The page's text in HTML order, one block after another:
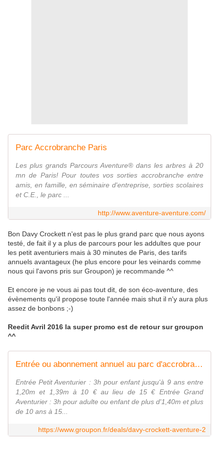
Parc Accrobranche Paris
Les plus grands Parcours Aventure® dans les arbres à 20
mn de Paris! Pour toutes vos sorties accrobranche entre
amis, en famille, en séminaire d'entreprise, sorties scolaires
et C.E., le parc ...
http://www.aventure-aventure.com/
Bon Davy Crockett n'est pas le plus grand parc que nous ayons
testé, de fait il y a plus de parcours pour les addultes que pour
les petit aventuriers mais à 30 minutes de Paris, des tarifs
annuels avantageux (he plus encore pour les veinards comme
nous qui l'avons pris sur Groupon) je recommande ^^
Et encore je ne vous ai pas tout dit, de son éco-aventure, des
évènements qu'il propose toute l'année mais shut il n'y aura plus
assez de bonbons ;-)
Reedit Avril 2016 la super promo est de retour sur groupon
^^
Entrée ou abonnement annuel au parc d'accrobranche Davy Crockett Aventure pour les enfants et adultes dès 10 €
Entrée Petit Aventurier : 3h pour enfant jusqu'à 9 ans entre
1,20m et 1,39m à 10 € au lieu de 15 € Entrée Grand
Aventurier : 3h pour adulte ou enfant de plus d'1,40m et plus
de 10 ans à 15...
https://www.groupon.fr/deals/davy-crockett-aventure-2